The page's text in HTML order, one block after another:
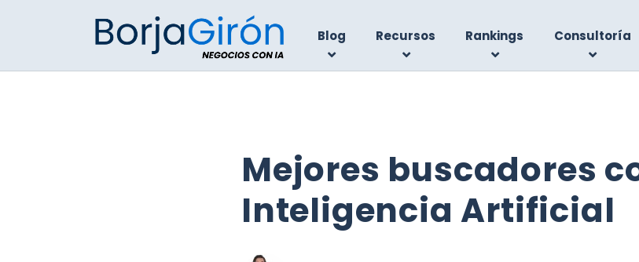
Blog Recursos Rankings Consultoría
Mejores buscadores
Inteligencia Artificial